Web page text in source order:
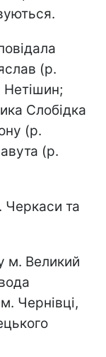
(р.
Нетішин;
Слобідка
(р.
(р.
Черкаси та
м. Великий
Чернівці,